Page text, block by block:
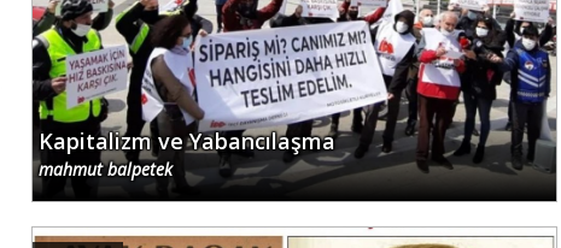
Kapitalizm ve Yabancılaşma
mahmut balpetek